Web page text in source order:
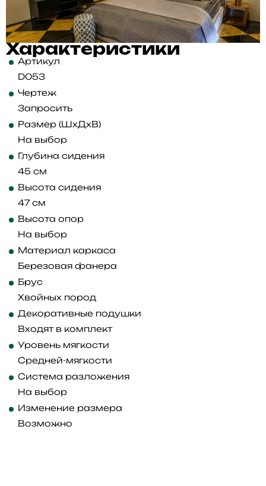
Характеристики
Артикул
D053
Чертеж
Запросить
Размер (ШхДхВ)
На выбор
Глубина сидения
45 см
Высота сидения
47 см
Высота опор
На выбор
Материал каркаса
Березовая фанера
Брус
Хвойных пород
Декоративные подушки
Входят в комплект
Уровень мягкости
Средней-мягкости
Система разложения
На выбор
Изменение размера
Возможно